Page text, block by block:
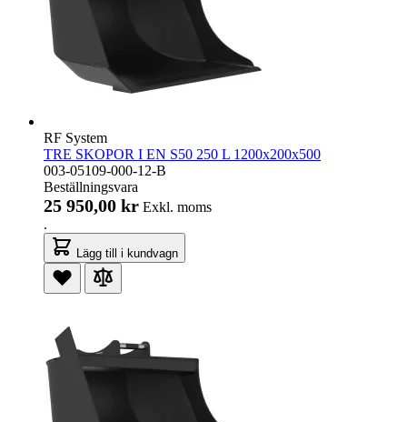
RF System
TRE SKOPOR I EN S50 250 L 1200x200x500
003-05109-000-12-B
Beställningsvara
25 950,00 kr Exkl. moms
.
Lägg till i kundvagn